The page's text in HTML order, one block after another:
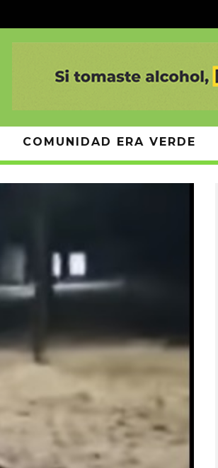
COMUNIDAD ERA VERDE